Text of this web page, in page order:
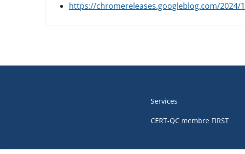
https://chromereleases.googleblog.com/
de
Services
CERT-QC membre FIRST